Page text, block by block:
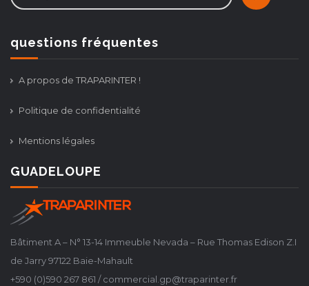
questions fréquentes
A propos de TRAPARINTER !
Politique de confidentialité
Mentions légales
GUADELOUPE
Bâtiment A – N° 13-14 Immeuble Nevada – Rue Thomas Edison Z.I
de Jarry 97122 Baie-Mahault
+590 (0)590 267 861 / commercial.gp@traparinter.fr